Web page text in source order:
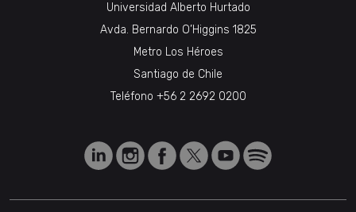
Universidad Alberto Hurtado
Avda. Bernardo O’Higgins 1825
Metro Los Héroes
Santiago de Chile
Teléfono +56 2 2692 0200